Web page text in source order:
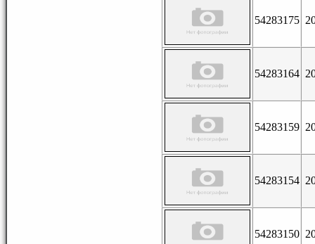
54283175
54283164
54283159
54283154
54283150